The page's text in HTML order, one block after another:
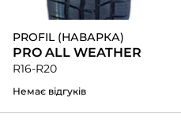
PROFIL (НАВАРКА)
PRO ALL WEATHER
R16-R20
Немає відгуків